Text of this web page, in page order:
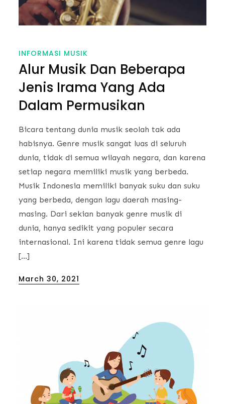
INFORMASI MUSIK
Alur Musik Dan Beberapa
Jenis Irama Yang Ada
Dalam Permusikan
Bicara tentang dunia musik seolah tak ada
habisnya. Genre musik sangat luas di seluruh
dunia, tidak di semua wilayah negara, dan karena
setiap negara memiliki musik yang berbeda.
Musik Indonesia memiliki banyak suku dan suku
yang berbeda, dengan lagu daerah masing-
masing. Dari sekian banyak genre musik di
dunia, hanya sedikit yang populer secara
internasional. Ini karena tidak semua genre lagu
[…]
Posted
March 30, 2021